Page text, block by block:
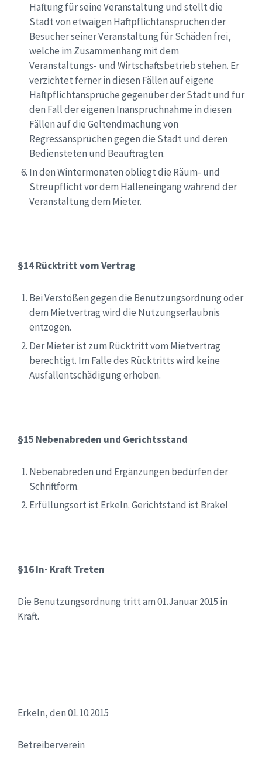
Haftung für seine Veranstaltung und stellt die
Stadt von etwaigen Haftpflichtansprüchen der
Besucher seiner Veranstaltung für Schäden frei,
welche im Zusammenhang mit dem
Veranstaltungs- und Wirtschaftsbetrieb stehen. Er
verzichtet ferner in diesen Fällen auf eigene
Haftpflichtansprüche gegenüber der Stadt und für
den Fall der eigenen Inanspruchnahme in diesen
Fällen auf die Geltendmachung von
Regressansprüchen gegen die Stadt und deren
Bediensteten und Beauftragten.
In den Wintermonaten obliegt die Räum- und
Streupflicht vor dem Halleneingang während der
Veranstaltung dem Mieter.
§14 Rücktritt vom Vertrag
Bei Verstößen gegen die Benutzungsordnung oder
dem Mietvertrag wird die Nutzungserlaubnis
entzogen.
Der Mieter ist zum Rücktritt vom Mietvertrag
berechtigt. Im Falle des Rücktritts wird keine
Ausfallentschädigung erhoben.
§15 Nebenabreden und Gerichtsstand
Nebenabreden und Ergänzungen bedürfen der
Schriftform.
Erfüllungsort ist Erkeln. Gerichtstand ist Brakel
§16 In- Kraft Treten
Die Benutzungsordnung tritt am 01.Januar 2015 in
Kraft.
Erkeln, den 01.10.2015
Betreiberverein